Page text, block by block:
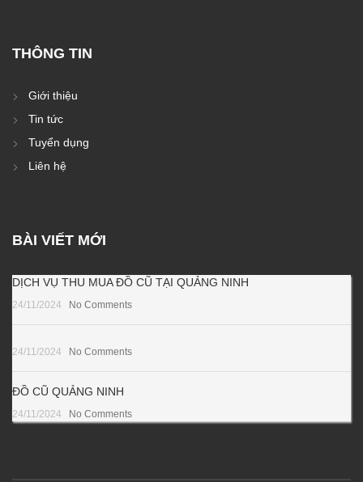
THÔNG TIN
Giới thiệu
Tin tức
Tuyển dụng
Liên hệ
BÀI VIẾT MỚI
DỊCH VỤ THU MUA ĐỒ CŨ TẠI QUẢNG NINH
24/11/2024 No Comments
24/11/2024 No Comments
ĐỒ CŨ QUẢNG NINH
24/11/2024 No Comments